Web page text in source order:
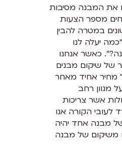
המבנה מסיבות
מספר הצעות
במטרה להבין
יעלה לנו
כאשר אנחנו
של שיקום מבנים
מחיר אחיד מאחר
מגוון רחב
אשר צריכות
הקורה אנו
מבנה אחד יהיה
משיקום של מבנה